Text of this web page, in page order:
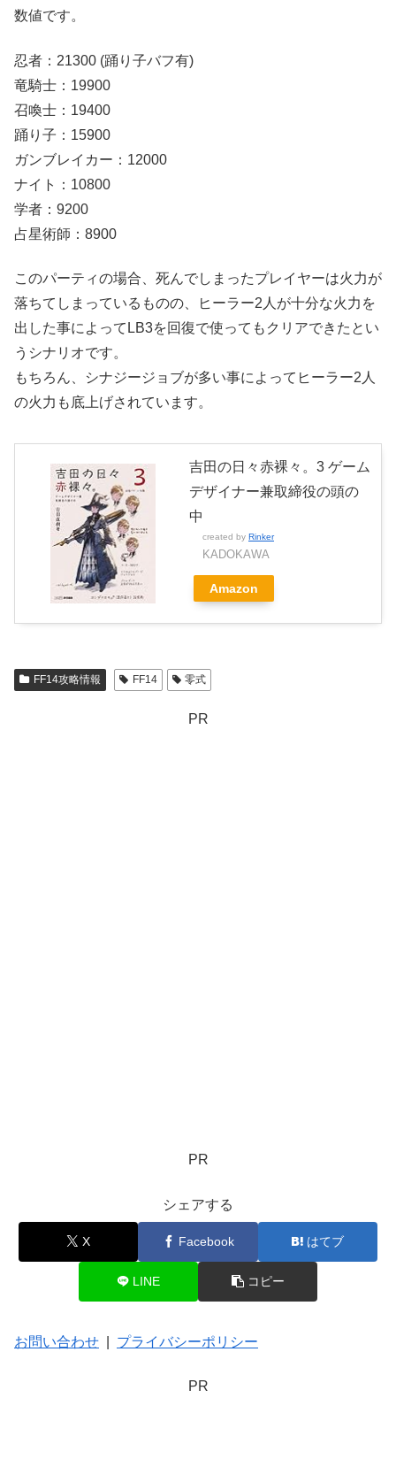
数値です。
忍者：21300 (踊り子バフ有)
竜騎士：19900
召喚士：19400
踊り子：15900
ガンブレイカー：12000
ナイト：10800
学者：9200
占星術師：8900
このパーティの場合、死んでしまったプレイヤーは火力が
落ちてしまっているものの、ヒーラー2人が十分な火力を
出した事によってLB3を回復で使ってもクリアできたとい
うシナリオです。
もちろん、シナジージョブが多い事によってヒーラー2人
の火力も底上げされています。
吉田の日々赤裸々。3 ゲーム
デザイナー兼取締役の頭の
中
created by Rinker
KADOKAWA
Amazon
FF14攻略情報 FF14 零式
PR
PR
シェアする
X Facebook はてブ
LINE コピー
お問い合わせ プライバシーポリシー
PR